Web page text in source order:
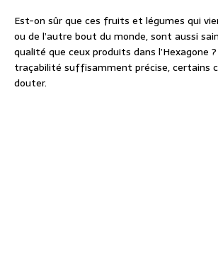
Est-on sûr que ces fruits et légumes qui
ou de l’autre bout du monde, sont aussi
qualité que ceux produits dans l’Hexagone
traçabilité suffisamment précise, certains
douter.